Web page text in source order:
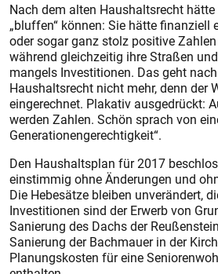
Nach dem alten Haushaltsrecht hätte
„bluffen“ können: Sie hätte finanziell
oder sogar ganz stolz positive
während gleichzeitig ihre Straßen
mangels Investitionen. Das geht
Haushaltsrecht nicht mehr, denn der
eingerechnet. Plakativ ausgedrückt:
werden Zahlen. Schön sprach von
Generationengerechtigkeit“.
Den Haushaltsplan für 2017
einstimmig ohne Änderungen und
Die Hebesätze bleiben unverändert,
Investitionen sind der Erwerb von
Sanierung des Dachs der
Sanierung der Bachmauer in der
Planungskosten für eine